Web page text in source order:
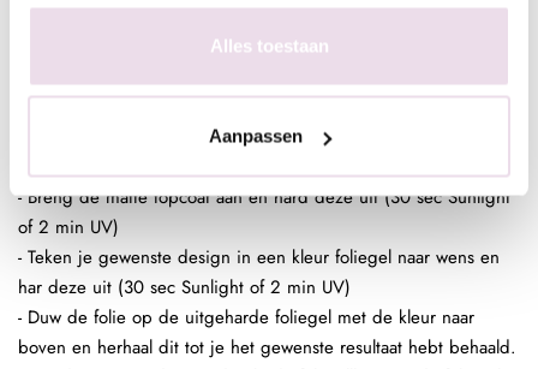
Alles toestaan
Aanpassen
Nagel Folie Design:
- Breng een laag Be Jeweled Gelpolish, Urban Nails Colorgel of
Urban Nails Pro&Go no wipe aan en hard deze uit (30 sec
- Breng de matte topcoat aan en hard deze uit (30 sec Sunlight
of 2 min UV)
- Teken je gewenste design in een kleur foliegel naar wens en
har deze uit (30 sec Sunlight of 2 min UV)
- Duw de folie op de uitgeharde foliegel met de kleur naar
boven en herhaal dit tot je het gewenste resultaat hebt behaald.